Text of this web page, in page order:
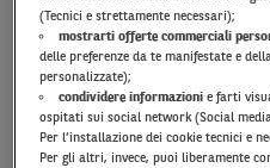
BNL?Clicca
su“Prosegui”,inserisci i
tuoi datie fissa l’incontro.
(Tecnici e strettamente necessari);
mostrarti offerte commerciali
delle preferenze da te manifestate e
personalizzate);
condividere informazionie farti
ospitati sui social network (Social
Per l’installazione dei cookie tecnici e
Per gli altri, invece, puoi liberamente